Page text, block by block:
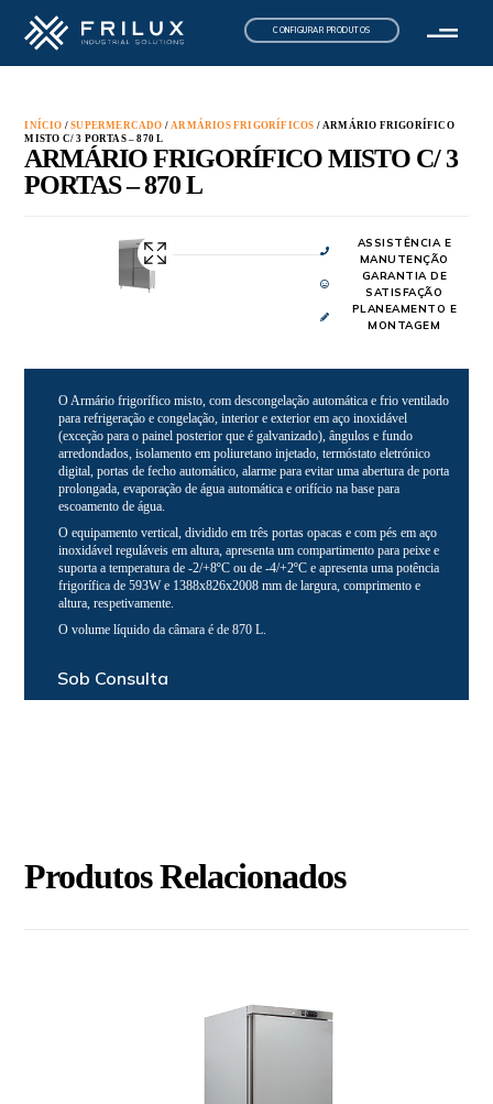
CONFIGURAR PRODUTOS
INÍCIO /SUPERMERCADO /ARMÁRIOS FRIGORÍFICOS / ARMÁRIO FRIGORÍFICO
MISTO C/ 3 PORTAS – 870 L
ARMÁRIO FRIGORÍFICO MISTO C/ 3
PORTAS – 870 L
ASSISTÊNCIA E
MANUTENÇÃO
GARANTIA DE
SATISFAÇÃO
PLANEAMENTO E
MONTAGEM
O Armário frigorífico misto, com descongelação automática e frio ventilado
para refrigeração e congelação, interior e exterior em aço inoxidável
(exceção para o painel posterior que é galvanizado), ângulos e fundo
arredondados, isolamento em poliuretano injetado, termóstato eletrónico
digital, portas de fecho automático, alarme para evitar uma abertura de porta
prolongada, evaporação de água automática e orifício na base para
escoamento de água.
O equipamento vertical, dividido em três portas opacas e com pés em aço
inoxidável reguláveis em altura, apresenta um compartimento para peixe e
suporta a temperatura de -2/+8ºC ou de -4/+2ºC e apresenta uma potência
frigorífica de 593W e 1388x826x2008 mm de largura, comprimento e
altura, respetivamente.
O volume líquido da câmara é de 870 L.
Sob Consulta
Produtos Relacionados